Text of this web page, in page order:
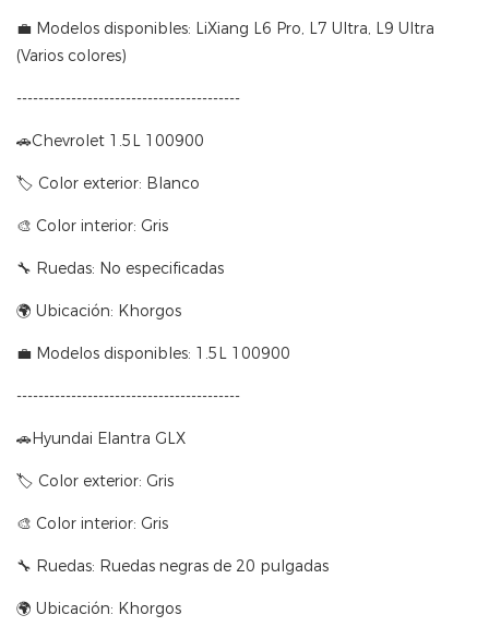
💼 Modelos disponibles: LiXiang L6 Pro, L7 Ultra, L9 Ultra
(Varios colores)
-----------------------------------------
🚗Chevrolet 1.5L 100900
🏷 Color exterior: Blanco
🎨 Color interior: Gris
🔧 Ruedas: No especificadas
🌍 Ubicación: Khorgos
💼 Modelos disponibles: 1.5L 100900
-----------------------------------------
🚗Hyundai Elantra GLX
🏷 Color exterior: Gris
🎨 Color interior: Gris
🔧 Ruedas: Ruedas negras de 20 pulgadas
🌍 Ubicación: Khorgos